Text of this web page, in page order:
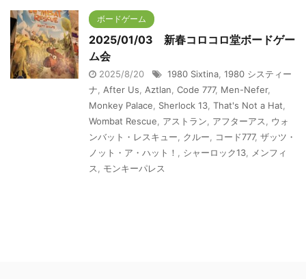
ボードゲーム
2025/01/03 新春コロコロ堂ボードゲー
ム会
2025/8/20 1980 Sixtina 1980 システィー
ナ
After Us Aztlan Code 777, Men-Nefer,
Monkey Palace
Sherlock 13 That's Not a Hat
Wombat Rescue
アストラン アフターアス
ウォ
ンバット・レスキュー
クルー コード777, ザッツ・
ノット・ア・ハット！
シャーロック13
メンフィ
ス
モンキーパレス